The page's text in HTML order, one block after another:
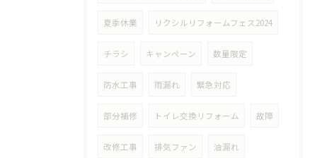
夏季休業 リクシルリフォームフェス2024
チラシ キャンペーン 数量限定
防水工事 雨漏れ 緊急対応
部分補修 トイレ交換リフォーム 故障
改修工事 排気ファン 油漏れ